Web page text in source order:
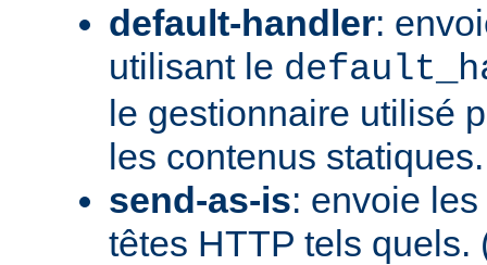
default-handler:
utilisant le
le gestionnaire utilisé
les contenus
send-as-is: envoie
têtes HTTP tels quels.